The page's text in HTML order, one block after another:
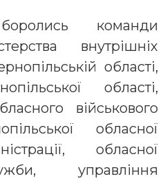
команди
внутрішніх
області,
області,
військового
обласної
обласної
управління